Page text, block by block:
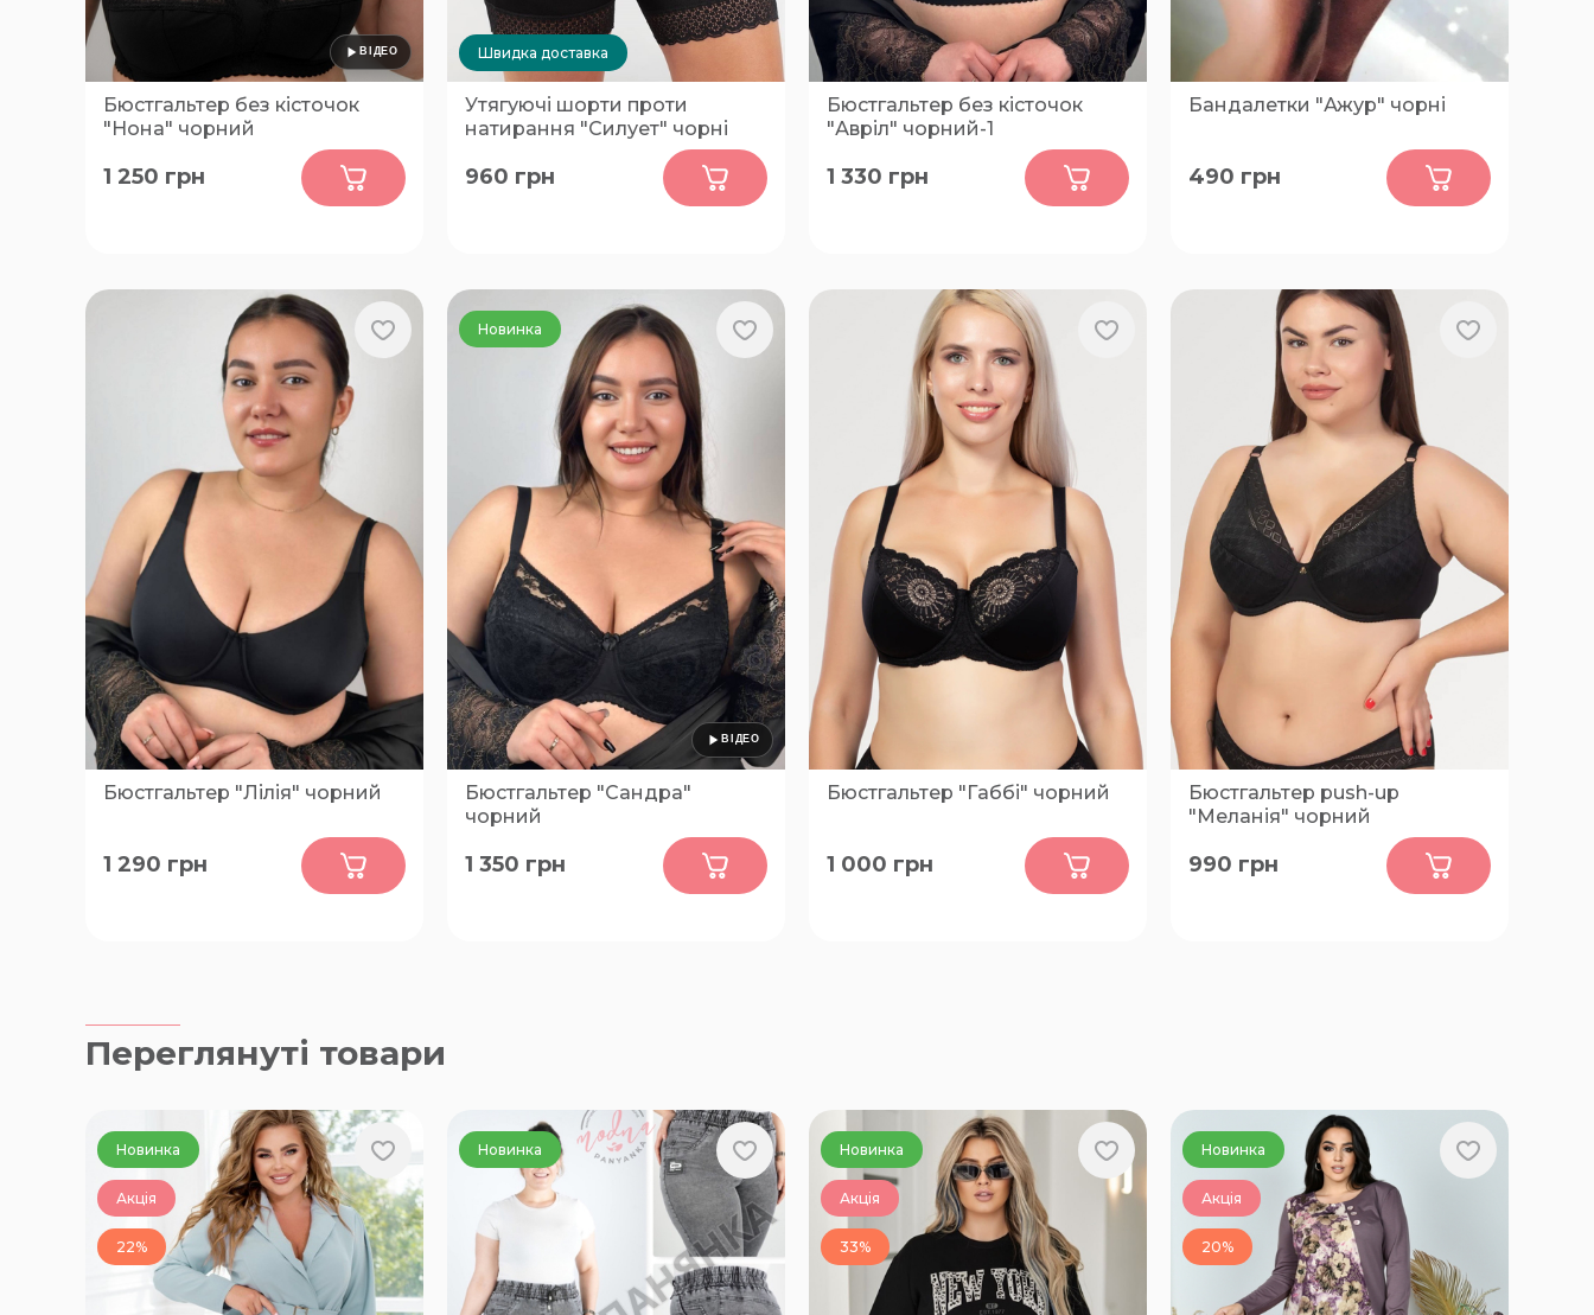
Бюстгальтер без кісточок
"Нона" чорний
80-C, 80-E, 80-F, 80-H, 90-B, 90-
115-D, 115-E, 115-F, 120-C, 120-E,
120-F, 120-G, 120-I, 120-J, 95-C
1 250 грн
Швидка доставка
Утягуючі шорти проти
натирання "Силует" чорні
960 грн
Бюстгальтер без кісточок
"Авріл" чорний-1
80-G, 80-H, 85-H, 85-I, 90-D, 90-
G, 105-H, 105-I, 105-J
1 330 грн
Бандалетки "Ажур" чорні
490 грн
Бюстгальтер "Лілія" чорний
1 290 грн
Новинка
Бюстгальтер "Сандра"
чорний
75-C, 75-D, 75-E, 75-F, 75-H, 80-B,
1 350 грн
Бюстгальтер "Габбі" чорний
75-D, 75-E, 75-F, 75-G, 80-C, 80-D,
1 000 грн
Бюстгальтер push-up
"Меланія" чорний
75-B, 75-C, 75-D, 80-B, 80-C, 85-B,
990 грн
Переглянуті товари
Новинка
Акція
22%
Новинка Новинка
Акція
33%
Новинка
Акція
20%